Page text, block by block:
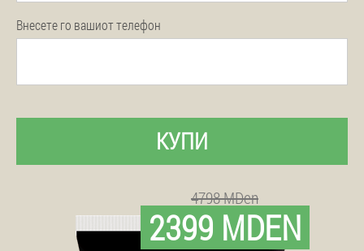
Внесете го вашиот телефон
КУПИ
4798 MDen
2399 MDEN